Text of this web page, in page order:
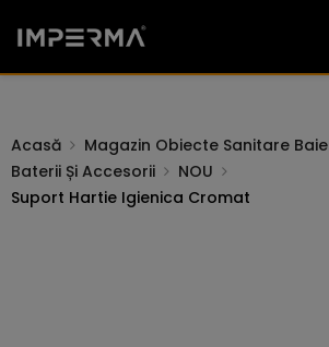
Acasă
Magazin Obiecte Sanitare Baie
Baterii Și Accesorii
NOU
Suport Hartie Igienica Cromat